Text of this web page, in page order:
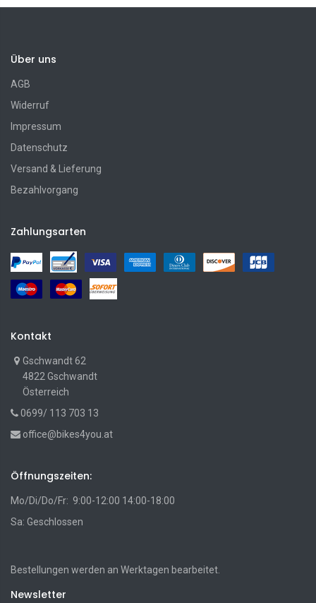
Über uns
AGB
Widerruf
Impressum
Datenschutz
Versand & Lieferung
Bezahlvorgang
Zahlungsarten
Kontakt
Gschwandt 62
4822 Gschwandt
Österreich
0699/ 113 703 13
office@bikes4you.at
Öffnungszeiten:
Mo/Di/Do/Fr: 9:00-12:00 14:00-18:00
Sa: Geschlossen
Bestellungen werden an Werktagen bearbeitet.
Newsletter